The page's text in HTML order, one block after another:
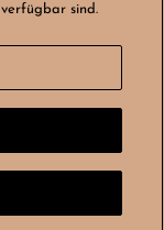
sind.